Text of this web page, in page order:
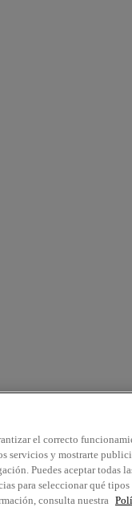
el correcto
servicios y mostrarte
Puedes aceptar todas
para seleccionar qué tipos
consulta nuestra